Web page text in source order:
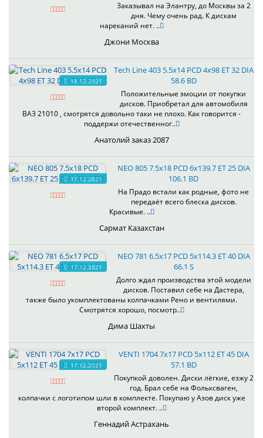
Заказывал на Элантру, до Москвы за 2
дня. Чему очень рад. К дискам
нареканий нет. ..
Джони Москва
18.12.2021
Tech Line 403 5.5x14 PCD 4x98 ET 32 DIA
58.6 BD
Положительные эмоции от покупки
дисков. Приобретал для автомобиля
ВАЗ 21010 , смотрятся довольно таки не плохо. Как говорится -
поддержи отечественног..
Анатолий заказ 2087
17.12.2021
NEO 805 7.5x18 PCD 6x139.7 ET 25 DIA
106.1 BD
На Прадо встали как родные, фото не
передаёт всего блеска дисков.
Красивые. ..
Сармат Казахстан
17.12.2021
NEO 781 6.5x17 PCD 5x114.3 ET 40 DIA
66.1 S
Долго ждал производства этой модели
дисков. Поставил себе на Дастера,
также было укомплектованы колпачками Рено и вентилями.
Смотрятся хорошо, посмотр..
Дима Шахты
17.12.2021
VENTI 1704 7x17 PCD 5x112 ET 45 DIA
57.1 BD
Покупкой доволен. Диски лёгкие, езжу 2
год. Брал себе на Фольксваген,
колпачки с логотипом шли в комплекте. Покупаю у Азов диск уже
второй комплект. ..
Геннадий Астрахань